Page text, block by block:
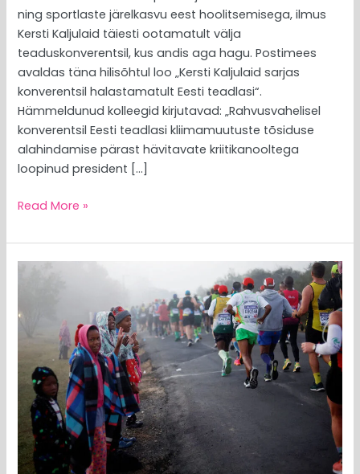
ning sportlaste järelkasvu eest hoolitsemisega, ilmus
Kersti Kaljulaid täiesti ootamatult välja
teaduskonverentsil, kus andis aga hagu. Postimees
avaldas täna hilisõhtul loo „Kersti Kaljulaid sarjas
konverentsil halastamatult Eesti teadlasi“.
Hämmeldunud kolleegid kirjutavad: „Rahvusvahelisel
konverentsil Eesti teadlasi kliimamuutuste tõsiduse
alahindamise pärast hävitavate kriitikanooltega
loopinud president […]
Read More »
MEEDIAVALVUR:
et
joosta
saaks
siin
Collins
Kipkirui
Kipkorir!